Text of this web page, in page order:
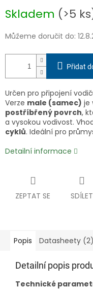
cena:
Skladem (>5
Můžeme doručit do:
Přidat
Určen pro připojení
Verze male (samec) je
postříbřený povrch,
a vysokou vodivost.
cyklů. Ideální pro
Detailní informace
ZEPTAT SE SDÍLET
Popis Datasheety (2)
Detailní popis
Technické